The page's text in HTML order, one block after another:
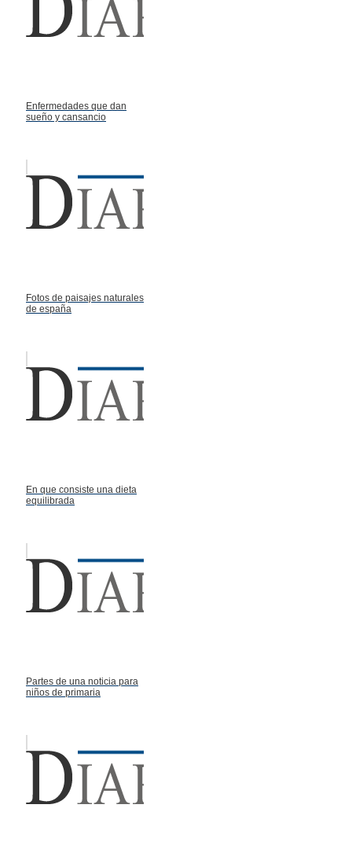
Enfermedades que dan
sueño y cansancio
Fotos de paisajes naturales
de españa
En que consiste una dieta
equilibrada
Partes de una noticia para
niños de primaria